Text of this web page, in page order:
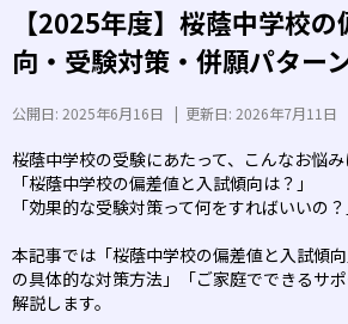
【2025年度】桜蔭中学校
向・受験対策・併願パター
公開日: 2025年6月16日 | 更新日: 2026年7月11日
桜蔭中学校の受験にあたって、こんなお悩
「桜蔭中学校の偏差値と入試傾向は？」
「効果的な受験対策って何をすればいいの？
本記事では「桜蔭中学校の偏差値と入試傾
の具体的な対策方法」「ご家庭でできるサ
解説します。